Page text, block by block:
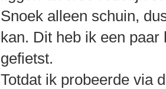
Snoek alleen schuin,
kan. Dit heb ik een
gefietst.
Totdat ik probeerde via